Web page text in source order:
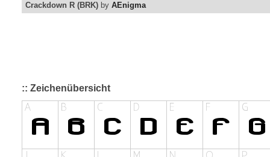
Crackdown R (BRK) by AEnigma
:: Zeichenübersicht